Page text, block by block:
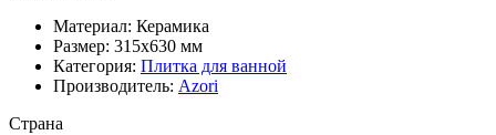
Материал: Керамика
Размер: 315x630 мм
Категория: Плитка для ванной
Производитель: Azori
Страна